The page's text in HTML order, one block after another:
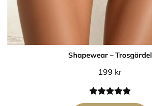
Shapewear – Trosgördel
199 kr
Betygsatt
3